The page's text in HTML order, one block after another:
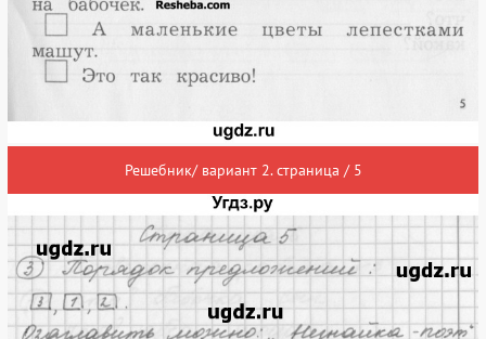
Решебник/ вариант 2. страница / 5